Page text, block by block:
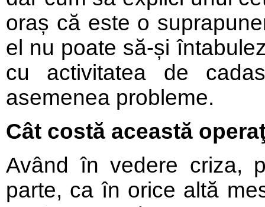
oraș că este o
el nu poate să-și
cu activitatea de
asemenea probleme.
Cât costă această
Având în vedere criza,
parte, ca în orice altă